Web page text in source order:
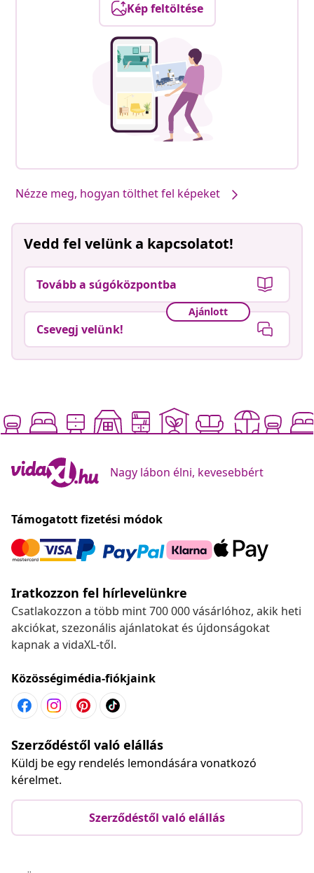
Kép feltöltése
Nézze meg, hogyan tölthet fel képeket
Vedd fel velünk a kapcsolatot!
Tovább a súgóközpontba
Ajánlott
Csevegj velünk!
Nagy lábon élni, kevesebbért
Támogatott fizetési módok
Iratkozzon fel hírlevelünkre
Csatlakozzon a több mint 700 000 vásárlóhoz, akik heti
akciókat, szezonális ajánlatokat és újdonságokat
kapnak a vidaXL-től.
Közösségimédia-fiókjaink
Szerződéstől való elállás
Küldj be egy rendelés lemondására vonatkozó
kérelmet.
Szerződéstől való elállás